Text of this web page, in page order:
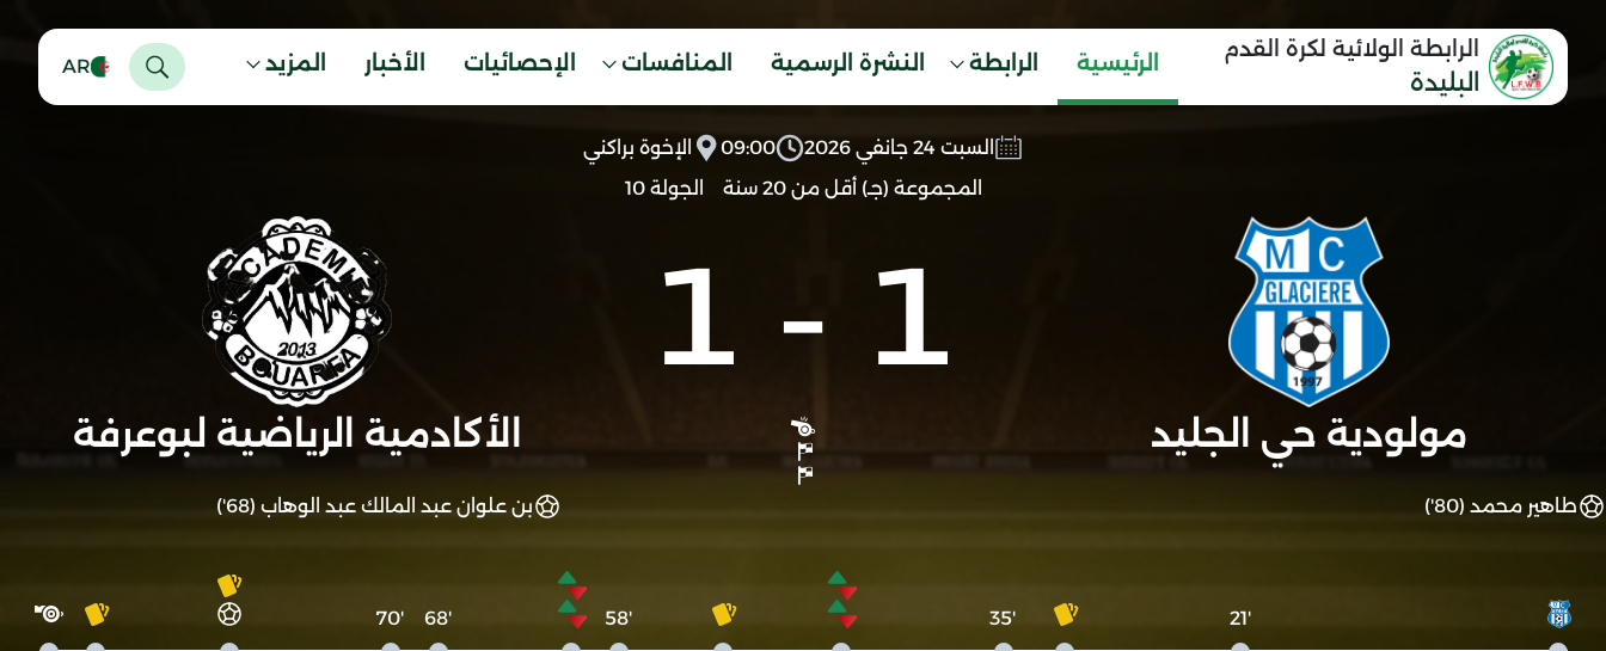
الرابطة الولائية لكرة القدم
البليدة
الرئيسية الرابطة النشرة الرسمية المنافسات الإحصائيات الأخبار المزيد AR
السبت 24 جانفي 2026 09:00
الإخوة براكني
المجموعة (جـ) أقل من 20 سنة
الجولة 10
مولودية حي الجليد
1
-
1
الأكادمية الرياضية لبوعرفة
طاهير محمد (80') بن علوان عبد المالك عبد الوهاب (68')
'21
'35
'58
'68
'70